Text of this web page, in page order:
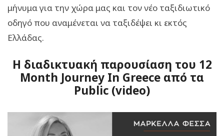
μήνυμα για την χώρα μας και τον νέο ταξιδιωτικό
οδηγό που αναμένεται να ταξιδέψει κι εκτός
Ελλάδας.
Η διαδικτυακή παρουσίαση του 12
Month Journey In Greece από τα
Public (video)